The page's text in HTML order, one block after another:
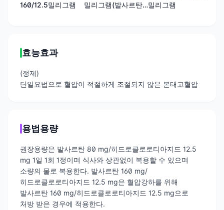
160/12.5밀리그램
밀리그램(발사르탄, 밀리그램
효능효과
(정제)
단일요법으로 혈압이 적절하게 조절되지 않은 본태고혈압
용법용량
권장용량은 발사르탄 80 mg/히드로클로로티아지드 12.5
mg 1일 1회 1정이며 식사와 상관없이 복용할 수 있으며
소량의 물로 복용한다. 발사르탄 160 mg/
히드로클로로티아지드 12.5 mg은 혈압강하를 위해
발사르탄 160 mg/히드로클로로티아지드 12.5 mg으로
처방 받은 경우에 적용한다.